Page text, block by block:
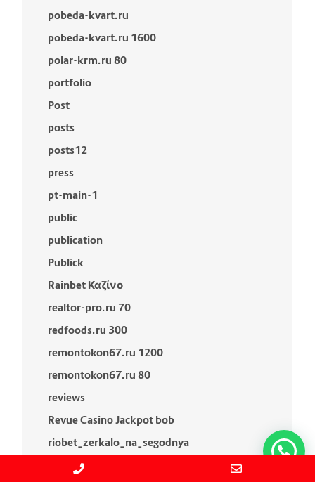
pobeda-kvart.ru
pobeda-kvart.ru 1600
polar-krm.ru 80
portfolio
Post
posts
posts12
press
pt-main-1
public
publication
Publick
Rainbet Καζίνο
realtor-pro.ru 70
redfoods.ru 300
remontokon67.ru 1200
remontokon67.ru 80
reviews
Revue Casino Jackpot bob
riobet_zerkalo_na_segodnya
robot-santehnika.ru 1000